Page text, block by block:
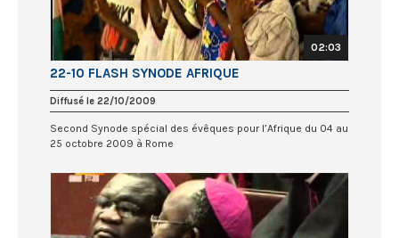
02:03
22-10 FLASH SYNODE AFRIQUE
Diffusé le 22/10/2009
Second Synode spécial des évêques pour l’Afrique du 04 au
25 octobre 2009 à Rome